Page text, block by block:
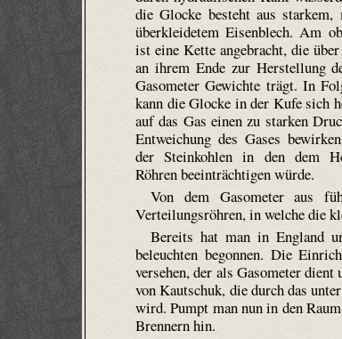
die Glocke besteht aus
über­kleidetem Eisenblech. Am
ist eine Kette angebracht, die
an ihrem Ende zur Herstellung
Gasometer Gewichte trägt. In
kann die Glocke in der Kufe sich
auf das Gas einen zu starken
Entweichung des Gases
der Steinkohlen in den dem
Röhren beeinträchtigen würde.
Von dem Gasometer aus
Verteilungsröhren, in welche die
Bereits hat man in England
beleuchten begonnen. Die
versehen, der als Gasometer
von Kautschuk, die durch das
wird. Pumpt man nun in den
Brennern hin.